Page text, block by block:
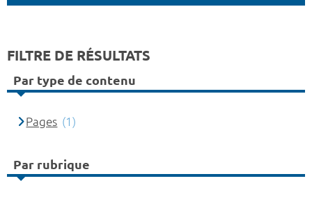
FILTRE DE RÉSULTATS
Par type de contenu
Pages (1)
Par rubrique